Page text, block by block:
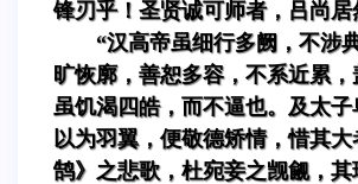
锋刃乎！圣贤诚可师者，吕尚居
“汉高帝虽细行多阙，不涉
旷恢廓，善恕多容，不系近累，
虽饥渴四皓，而不逼也。及太子
以为羽翼，便敬德矫情，惜其
鹄》之悲歌，杜宛妾之觊觎，其